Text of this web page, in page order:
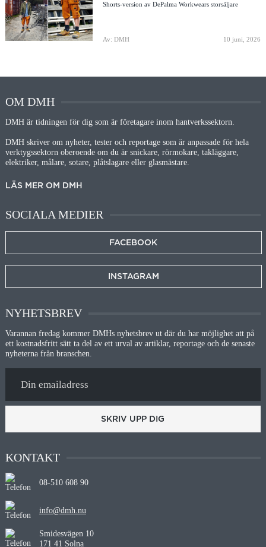
Shorts-version av DePalma Workwears storsäljare
Av: DMH 10 juni, 2026
OM DMH
DMH är tidningen för dig som är företagare inom hantverkssektorn.
DMH skriver om nyheter, tester och reportage som är anpassade för hela
verktygssektorn oberoende om du är snickare, rörmokare, takläggare,
elektriker, målare, sotare, plåtslagare eller glasmästare.
LÄS MER OM DMH
SOCIALA MEDIER
FACEBOOK
INSTAGRAM
NYHETSBREV
Varannan fredag kommer DMHs nyhetsbrev ut där du har möjlighet att på
ett kostnadsfritt sätt ta del av ett urval av artiklar, reportage och de senaste
nyheterna från branschen.
SKRIV UPP DIG
KONTAKT
08-510 608 90
info@dmh.nu
Smidesvägen 10
171 41 Solna